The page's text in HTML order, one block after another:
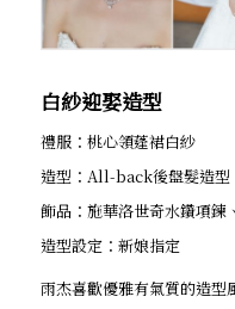
白紗迎娶造型
禮服：桃心領蓬裙白紗
造型：All-back後盤髮造型
飾品：施華洛世奇水鑽項鍊
造型設定：新娘指定
雨杰喜歡優雅有氣質的造型